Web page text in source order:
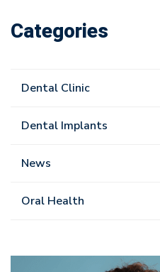
Categories
Dental Clinic
Dental Implants
News
Oral Health